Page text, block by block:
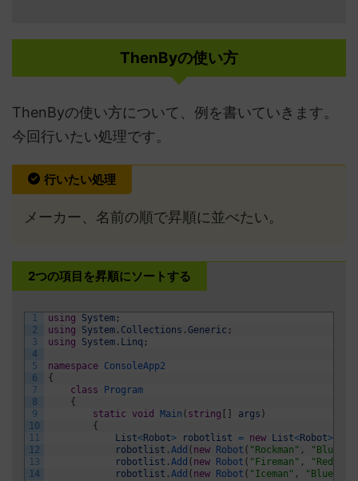
ThenByの使い方
ThenByの使い方について、例を書いていきます。
今回行いたい処理です。
行いたい処理
メーカー、名前の順で昇順に並べたい。
2つの項目を昇順にソートする
1
2
3
4
5
6
7
8
9
10
11
12
13
14
using System ;
using
System . Collections . Generic ;
using
System . Linq ;
namespace ConsoleApp2
{
class
Program
{
static
void Main ( string [ ] args )
{
List<Robot> robotlist = new List<Robot>
robotlist . Add ( new Robot ( "Rockman" , "Blue"
robotlist . Add ( new Robot ( "Fireman" , "Red"
robotlist . Add ( new Robot ( "Iceman" , "Blue"